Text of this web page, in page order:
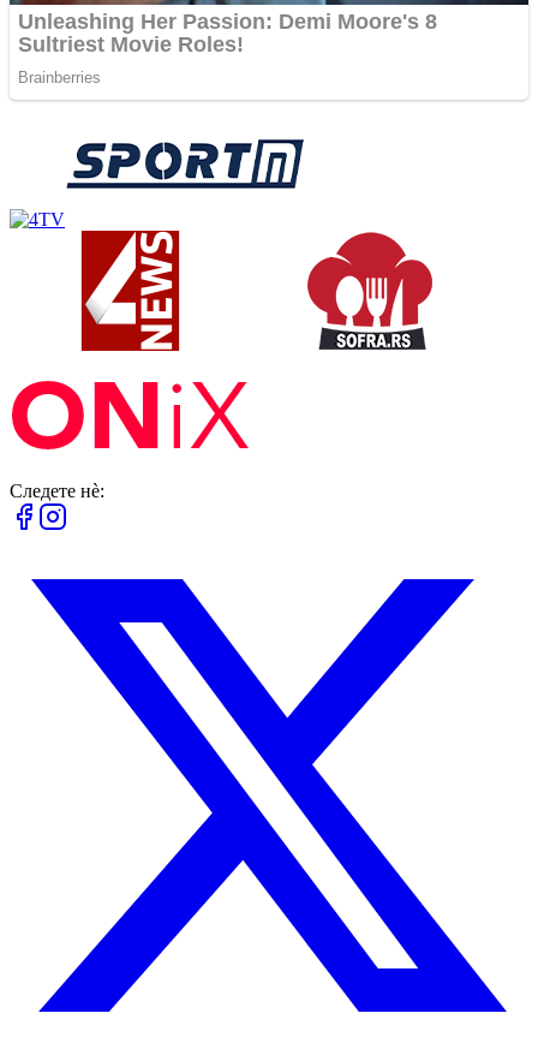
Следете нè: